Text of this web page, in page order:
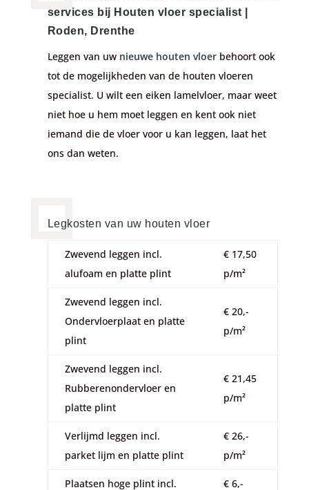
services bij Houten vloer specialist |
Roden, Drenthe
Leggen van uw nieuwe houten vloerbehoort ook
tot de mogelijkheden van de houten vloeren
specialist. U wilt een eiken lamelvloer, maar weet
niet hoe u hem moet leggen en kent ook niet
iemand die de vloer voor u kan leggen, laat het
ons dan weten.
Legkosten van uw houten vloer
Zwevend leggen incl.
alufoam en platte plint
€ 17,50
p/m²
Zwevend leggen incl.
Ondervloerplaat en platte
plint
€ 20,-
p/m²
Zwevend leggen incl.
Rubberenondervloer en
platte plint
€ 21,45
p/m²
Verlijmd leggen incl.
parket lijm en platte plint
€ 26,-
p/m²
Plaatsen hoge plint incl.
€ 6,-